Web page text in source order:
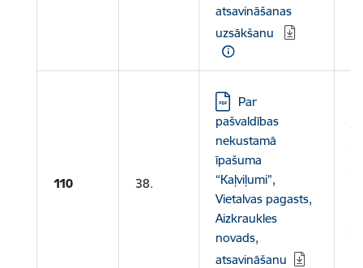
atsavināšanas
uzsākšanu
110 38.
Lejupielādēt:
Par
pašvaldības
nekustamā
īpašuma
“Kaļviļumi”,
Vietalvas pagasts,
Aizkraukles
novads,
atsavināšanu